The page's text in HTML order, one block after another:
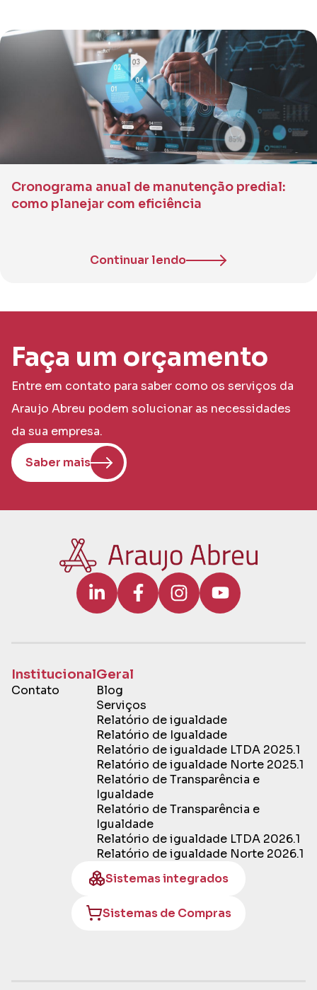
Cronograma anual de manutenção predial:
como planejar com eficiência
Continuar lendo
Faça um orçamento
Entre em contato para saber como os serviços da
Araujo Abreu podem solucionar as necessidades
da sua empresa.
Saber mais
Institucional
Contato
Geral
Blog
Serviços
Relatório de igualdade
Relatório de Igualdade
Relatório de igualdade LTDA 2025.1
Relatório de igualdade Norte 2025.1
Relatório de Transparência e
Igualdade
Relatório de Transparência e
Igualdade
Relatório de igualdade LTDA 2026.1
Relatório de igualdade Norte 2026.1
Sistemas integrados
Sistemas de Compras